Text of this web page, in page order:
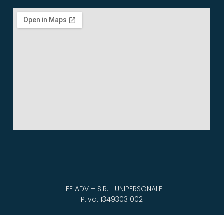
LIFE ADV – S.R.L. UNIPERSONALE
P.Iva: 13493031002